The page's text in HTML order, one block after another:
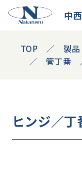
中
TOP 製品
管丁番
ヒンジ／丁